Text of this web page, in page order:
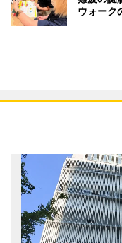
ウォーク